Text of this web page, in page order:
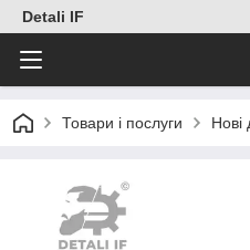
Detali IF
Товари і послуги Нові